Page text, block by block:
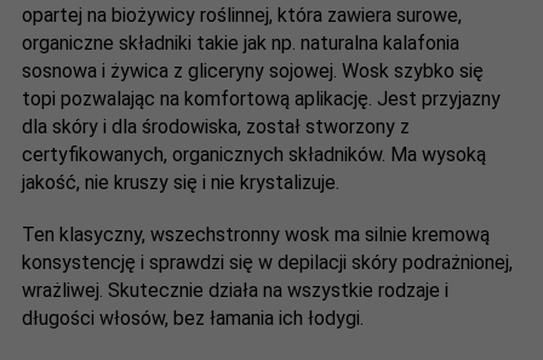
opartej na biożywicy roślinnej, która zawiera surowe,
organiczne składniki takie jak np. naturalna kalafonia
sosnowa i żywica z gliceryny sojowej. Wosk szybko się
topi pozwalając na komfortową aplikację. Jest przyjazny
dla skóry i dla środowiska, został stworzony z
certyfikowanych, organicznych składników. Ma wysoką
jakość, nie kruszy się i nie krystalizuje.
Ten klasyczny, wszechstronny wosk ma silnie kremową
konsystencję i sprawdzi się w depilacji skóry podrażnionej,
wrażliwej. Skutecznie działa na wszystkie rodzaje i
długości włosów, bez łamania ich łodygi.